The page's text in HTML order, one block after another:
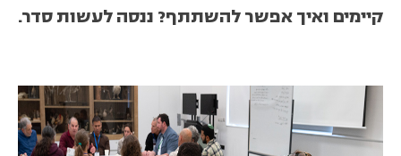
קיימים ואיך אפשר להשתתף? ננסה לעשות סדר.